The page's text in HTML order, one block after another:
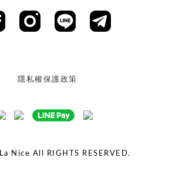
隱私權保護政策
La Nice All RIGHTS RESERVED.